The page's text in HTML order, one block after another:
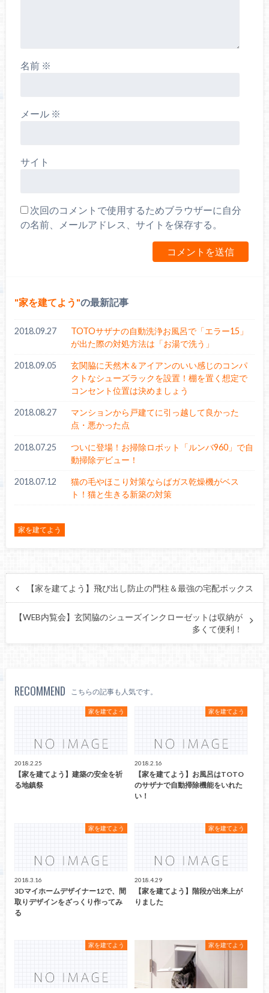
名前 ※
メール ※
サイト
次回のコメントで使用するためブラウザーに自分
の名前、メールアドレス、サイトを保存する。
家を建てよう の最新記事
2018.09.27
TOTOサザナの自動洗浄お風呂で「エラー15」
が出た際の対処方法は「お湯で洗う」
2018.09.05
玄関脇に天然木＆アイアンのいい感じのコンパ
クトなシューズラックを設置！棚を置く想定で
コンセント位置は決めましょう
2018.08.27
マンションから戸建てに引っ越して良かった
点・悪かった点
2018.07.25
ついに登場！お掃除ロボット「ルンバ960」で自
動掃除デビュー！
2018.07.12
猫の毛やほこり対策ならばガス乾燥機がベス
ト！猫と生きる新築の対策
家を建てよう
【家を建てよう】飛び出し防止の門柱＆最強の宅配ボックス
【WEB内覧会】玄関脇のシューズインクローゼットは収納が
多くて便利！
RECOMMEND こちらの記事も人気です。
家を建てよう
2018.2.25
【家を建てよう】建築の安全を祈
る地鎮祭
家を建てよう
2018.2.16
【家を建てよう】お風呂はTOTO
のサザナで自動掃除機能をいれた
い！
家を建てよう
2018.3.16
3Dマイホームデザイナー12で、間
取りデザインをざっくり作ってみ
る
家を建てよう
2018.4.29
【家を建てよう】階段が出来上が
りました
家を建てよう 家を建てよう